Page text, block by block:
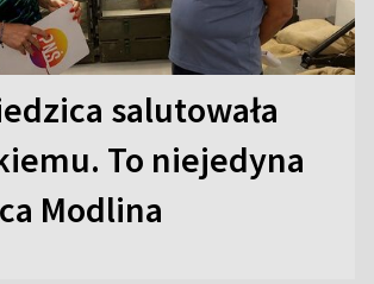
salutowała
To niejedyna
Modlina